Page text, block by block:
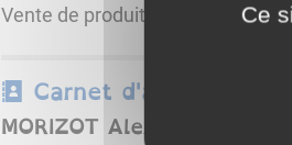
Vente de produits locaux, frais et
Carnet d'adresse
MORIZOT Alexandre
Ce